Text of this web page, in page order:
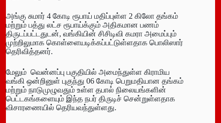
அங்கு சுமார் 4 கோடி ரூபாய் மதிப்புள்ள 2 கிலோ தங்கம்
மற்றும் பத்து லட்ச ரூபாய்க்கும் அதிகமான பணம்
திருடப்பட்டதுடன், வங்கியின் சிசிடிவி கமரா அமைப்பும்
முற்றிலுமாக கொள்ளையடிக்கப்பட்டுள்ளதாக பொலிஸார்
தெரிவித்தனர்.
மேலும் வென்னப்பு பகுதியில் அமைந்துள்ள கிராமிய
வங்கி ஒன்றினுள் புகுந்து 06 கோடி பெறுமதியான தங்கம்
மற்றும் நாடுமுழுவதும் உள்ள தபால் நிலையங்களின்
பெட்டகங்களையும் இந்த நபர் திருடிச் சென்றுள்ளதாக
விசாரணையில் தெரியவந்துள்ளது.